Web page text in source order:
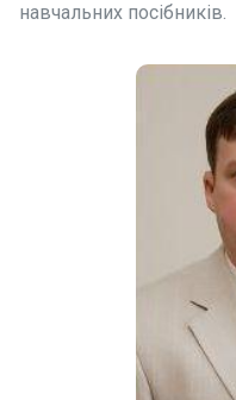
навчальних посібників.